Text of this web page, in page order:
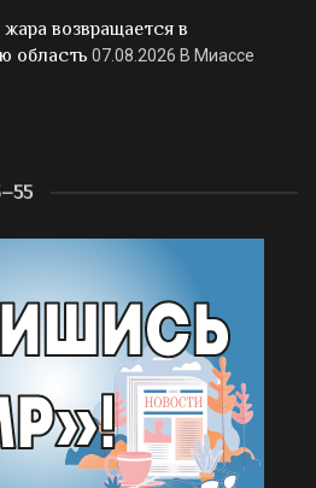
возвращается в
область 07.08.2026 В Миассе